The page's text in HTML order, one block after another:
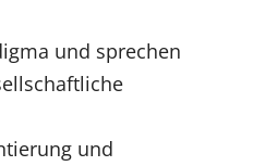
und sprechen
und